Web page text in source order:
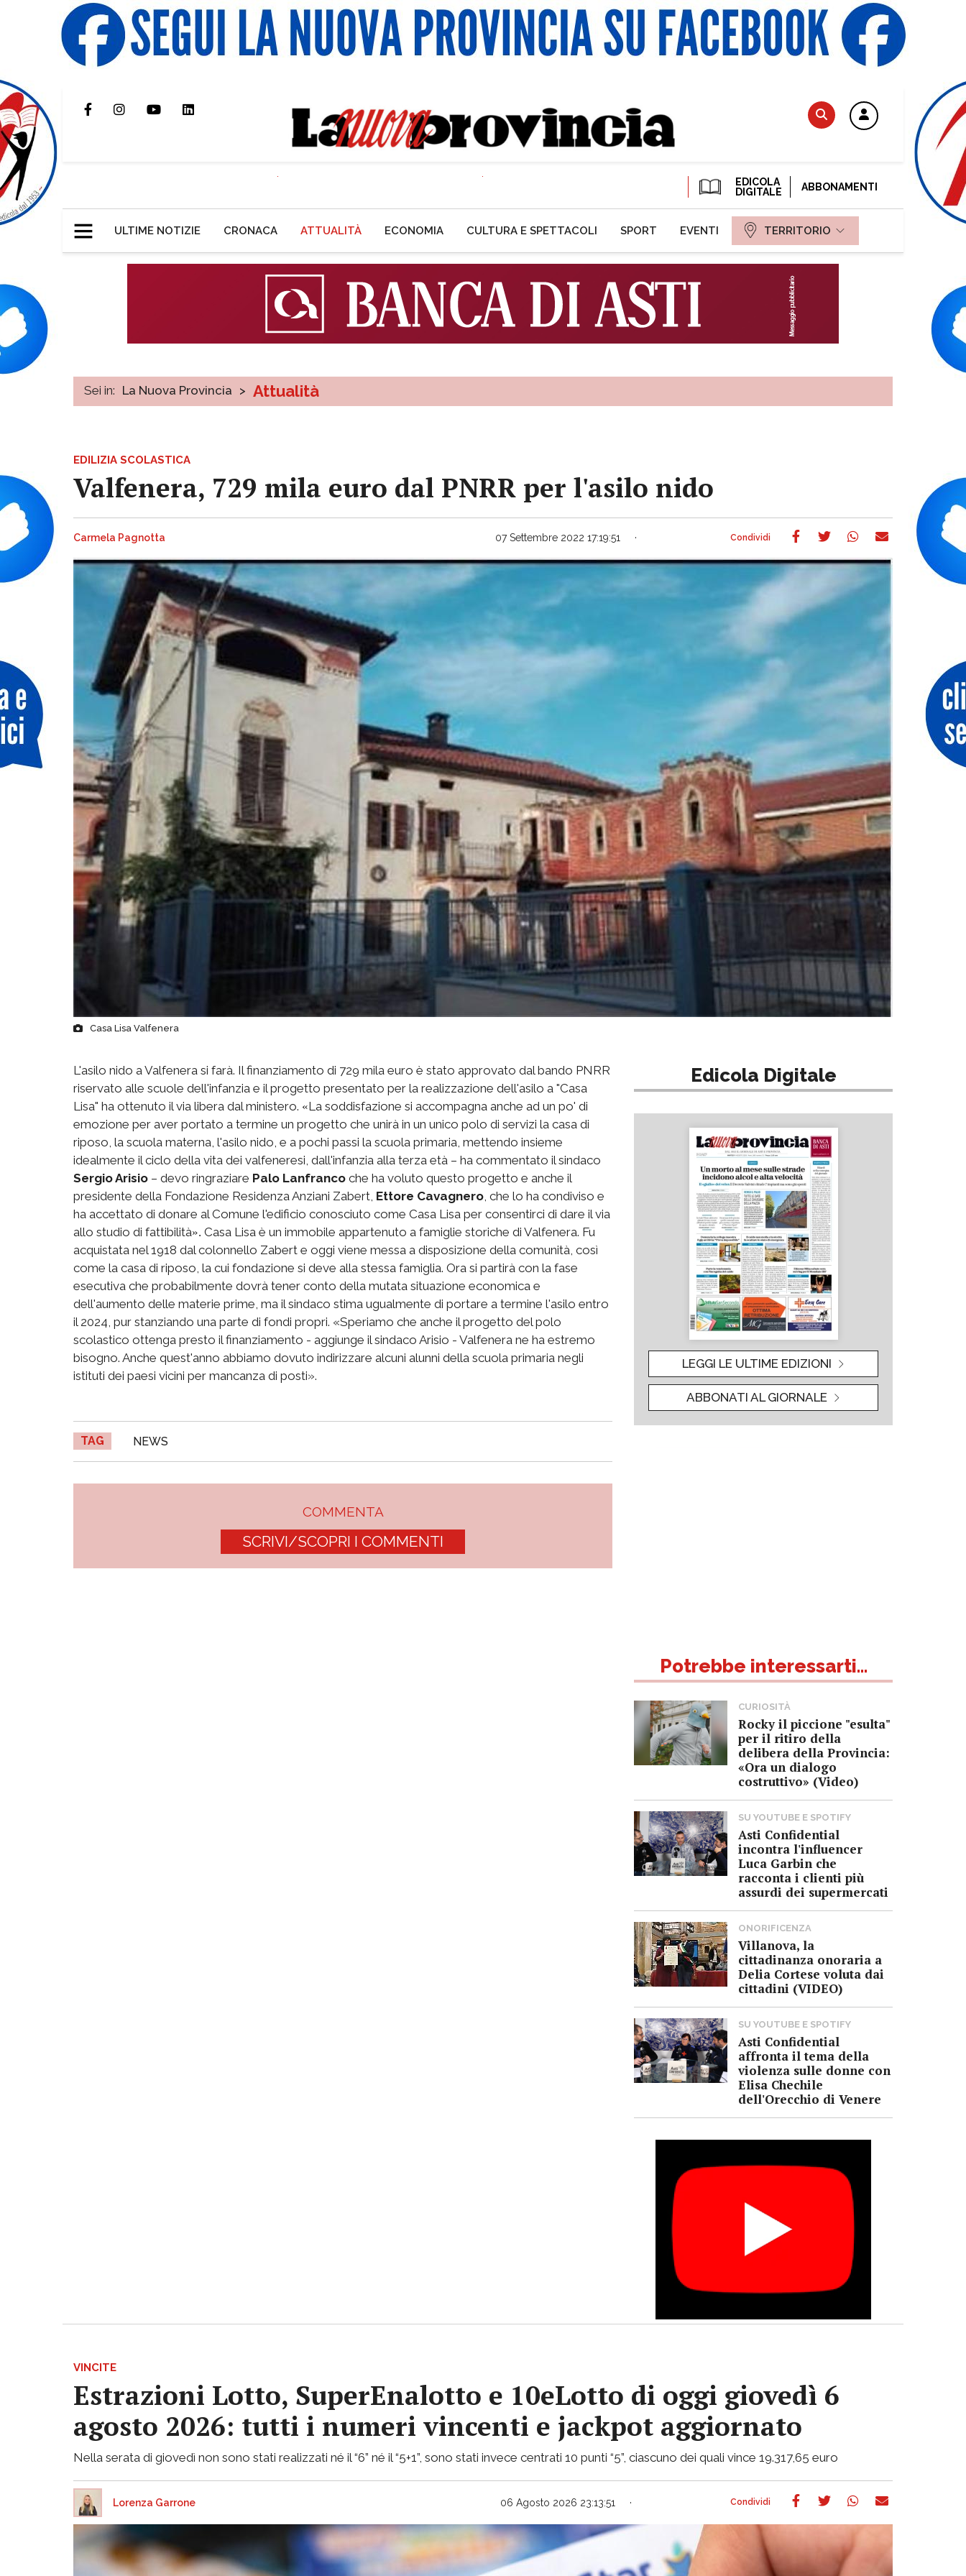
EDICOLA
DIGITALE
ABBONAMENTI
ULTIME NOTIZIE CRONACA ATTUALITÀ ECONOMIA CULTURA E SPETTACOLI SPORT EVENTI TERRITORIO
Sei in: La Nuova Provincia > Attualità
EDILIZIA SCOLASTICA
Valfenera, 729 mila euro dal PNRR per l'asilo nido
Carmela Pagnotta 07 Settembre 2022 17:19:51
Casa Lisa Valfenera
L'asilo nido a Valfenera si farà. Il finanziamento di 729 mila euro è stato approvato dal bando PNRR
riservato alle scuole dell'infanzia e il progetto presentato per la realizzazione dell'asilo a "Casa
Lisa" ha ottenuto il via libera dal ministero. «La soddisfazione si accompagna anche ad un po' di
emozione per aver portato a termine un progetto che unirà in un unico polo di servizi la casa di
riposo, la scuola materna, l'asilo nido, e a pochi passi la scuola primaria, mettendo insieme
idealmente il ciclo della vita dei valfeneresi, dall'infanzia alla terza età – ha commentato il sindaco
Sergio Arisio – devo ringraziare Palo Lanfranco che ha voluto questo progetto e anche il
presidente della Fondazione Residenza Anziani Zabert, Ettore Cavagnero , che lo ha condiviso e
ha accettato di donare al Comune l'edificio conosciuto come Casa Lisa per consentirci di dare il via
allo studio di fattibilità». Casa Lisa è un immobile appartenuto a famiglie storiche di Valfenera. Fu
acquistata nel 1918 dal colonnello Zabert e oggi viene messa a disposizione della comunità, così
come la casa di riposo, la cui fondazione si deve alla stessa famiglia. Ora si partirà con la fase
esecutiva che probabilmente dovrà tener conto della mutata situazione economica e
dell'aumento delle materie prime, ma il sindaco stima ugualmente di portare a termine l'asilo entro
il 2024, pur stanziando una parte di fondi propri. «Speriamo che anche il progetto del polo
scolastico ottenga presto il finanziamento - aggiunge il sindaco Arisio - Valfenera ne ha estremo
bisogno. Anche quest'anno abbiamo dovuto indirizzare alcuni alunni della scuola primaria negli
istituti dei paesi vicini per mancanza di posti».
TAG NEWS
COMMENTA
SCRIVI/SCOPRI I COMMENTI
Edicola Digitale
LEGGI LE ULTIME EDIZIONI
ABBONATI AL GIORNALE
Potrebbe interessarti...
CURIOSITÀ
Rocky il piccione "esulta"
per il ritiro della
delibera della Provincia:
«Ora un dialogo
costruttivo» (Video)
SU YOUTUBE E SPOTIFY
Asti Confidential
incontra l'influencer
Luca Garbin che
racconta i clienti più
assurdi dei supermercati
ONORIFICENZA
Villanova, la
cittadinanza onoraria a
Delia Cortese voluta dai
cittadini (VIDEO)
SU YOUTUBE E SPOTIFY
Asti Confidential
affronta il tema della
violenza sulle donne con
Elisa Chechile
dell'Orecchio di Venere
VINCITE
Estrazioni Lotto, SuperEnalotto e 10eLotto di oggi giovedì 6
agosto 2026: tutti i numeri vincenti e jackpot aggiornato
Nella serata di giovedì non sono stati realizzati né il “6” né il “5+1”, sono stati invece centrati 10 punti “5”, ciascuno dei quali vince 19.317,65 euro
Lorenza Garrone 06 Agosto 2026 23:13:51